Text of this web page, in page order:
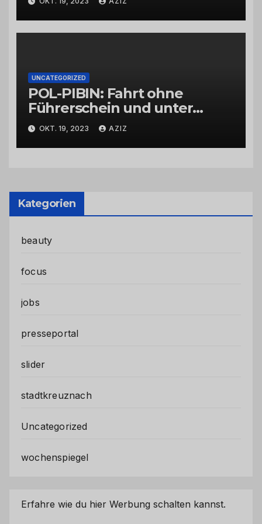
UNCATEGORIZED
POL-PIBIN: Fahrt ohne
Führerschein und unter
Einfluss von Drogen
OKT. 19, 2023 AZIZ
Kategorien
beauty
focus
jobs
presseportal
slider
stadtkreuznach
Uncategorized
wochenspiegel
Erfahre wie du hier Werbung schalten kannst.